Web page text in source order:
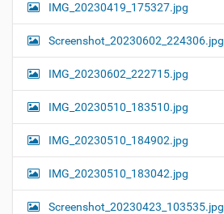
IMG_20230419_175327.jpg
Screenshot_20230602_224306.jpg
IMG_20230602_222715.jpg
IMG_20230510_183510.jpg
IMG_20230510_184902.jpg
IMG_20230510_183042.jpg
Screenshot_20230423_103535.jpg